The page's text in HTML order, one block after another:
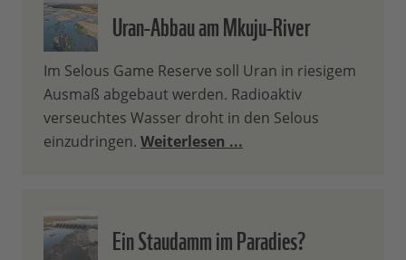
Uran-Abbau am Mkuju-River
Im Selous Game Reserve soll Uran in riesigem
Ausmaß abgebaut werden. Radioaktiv
verseuchtes Wasser droht in den Selous
einzudringen. Weiterlesen ...
Ein Staudamm im Paradies?